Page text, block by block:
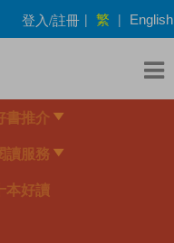
登入/註冊 | 繁 | English
書推介
讀服務
本好讀